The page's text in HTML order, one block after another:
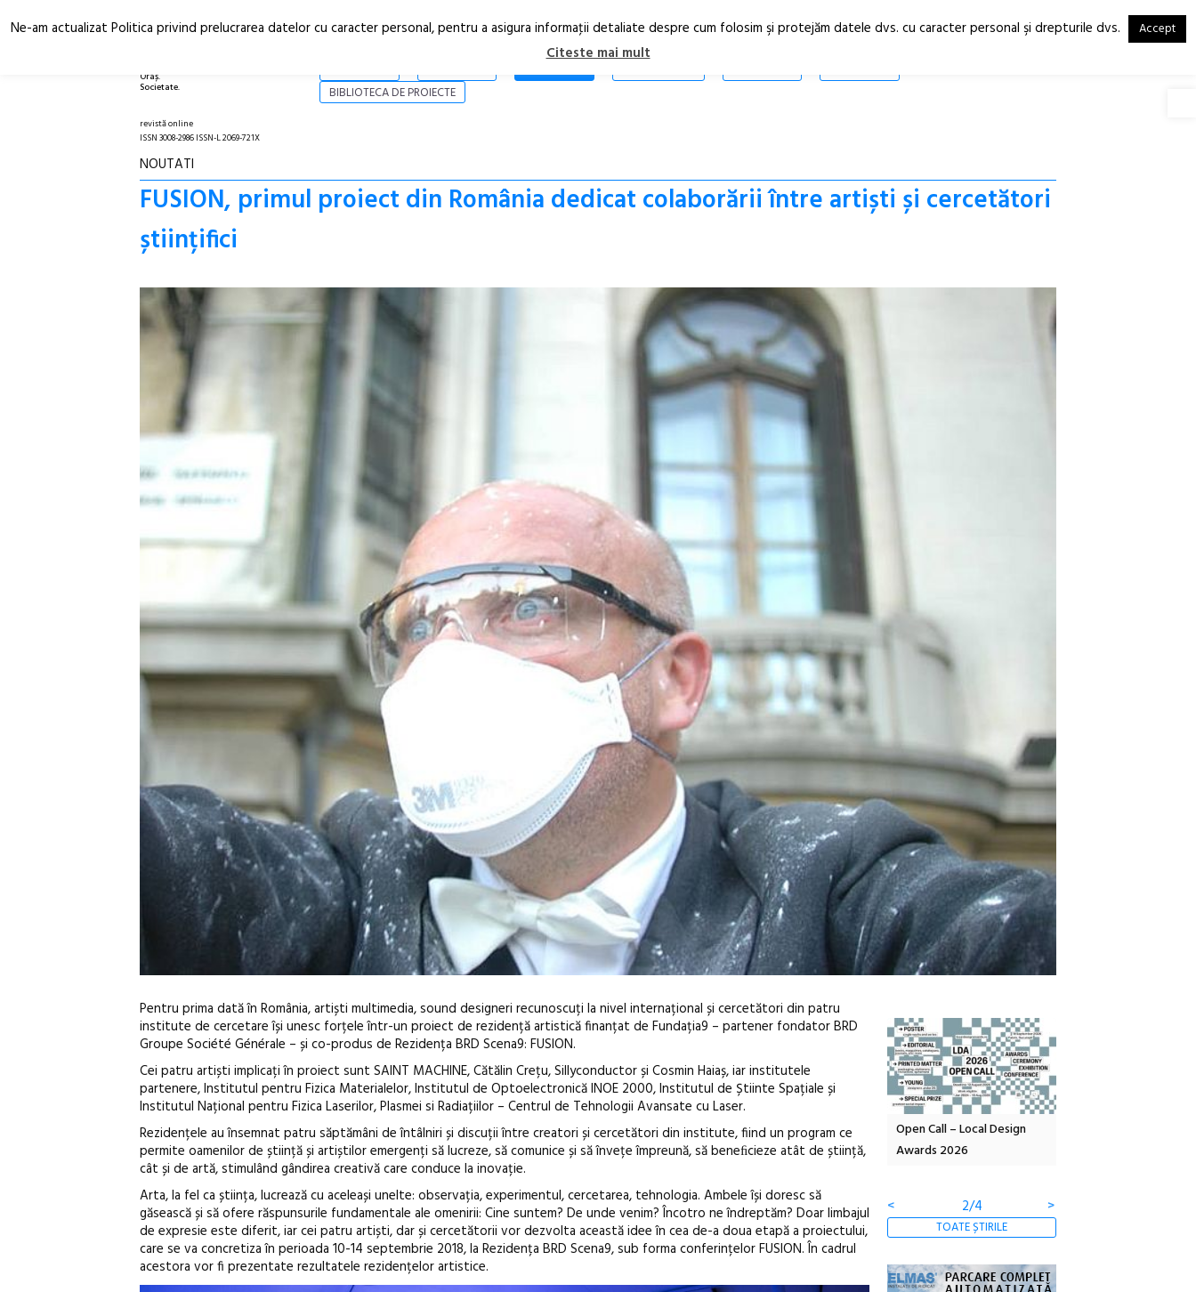
Oraș.
Societate.
RO
EN
STIRI
BIBLIOTECA DE PROIECTE
revistă online
ISSN 3008-2986 ISSN-L 2069-721X
NOUTATI
FUSION, primul proiect din România dedicat colaborării între artiști și cercetători
științifici
Pentru prima dată în România, artiști multimedia, sound designeri recunoscuți la nivel internațional și cercetători din patru
institute de cercetare își unesc forțele într-un proiect de rezidență artistică finanțat de Fundația9 – partener fondator BRD
Groupe Société Générale – și co-produs de Rezidența BRD Scena9: FUSION.
Cei patru artiști implicați în proiect sunt SAINT MACHINE, Cătălin Crețu, Sillyconductor și Cosmin Haiaș, iar institutele
partenere, Institutul pentru Fizica Materialelor, Institutul de Optoelectronică INOE 2000, Institutul de Știinte Spațiale și
Institutul Național pentru Fizica Laserilor, Plasmei si Radiațiilor – Centrul de Tehnologii Avansate cu Laser.
Rezidențele au însemnat patru săptămâni de întâlniri și discuții între creatori și cercetători din institute, fiind un program ce
permite oamenilor de știință și artiștilor emergenți să lucreze, să comunice și să învețe împreună, să beneﬁcieze atât de știință,
cât și de artă, stimulând gândirea creativă care conduce la inovație.
Arta, la fel ca știința, lucrează cu aceleași unelte: observația, experimentul, cercetarea, tehnologia. Ambele își doresc să
găsească și să ofere răspunsurile fundamentale ale omenirii: Cine suntem? De unde venim? Încotro ne îndreptăm? Doar limbajul
de expresie este diferit, iar cei patru artiști, dar și cercetătorii vor dezvolta această idee în cea de-a doua etapă a proiectului,
care se va concretiza în perioada 10-14 septembrie 2018, la Rezidența BRD Scena9, sub forma conferințelor FUSION. În cadrul
acestora vor fi prezentate rezultatele rezidențelor artistice.
Open Call – Local Design
Awards 2026
Anuala de artă urbană
Artown NOW #5:
<
3/4 >
TOATE ȘTIRILE
Ne-am actualizat Politica privind prelucrarea datelor cu caracter personal, pentru a asigura informaţii detaliate despre cum folosim şi protejăm datele dvs. cu caracter personal şi drepturile dvs. Accept
Citeste mai mult